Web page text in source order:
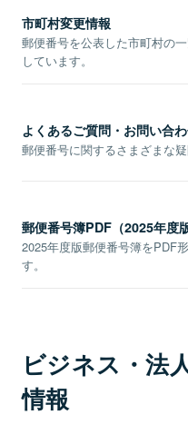
市町村変更情報
郵便番号を公表した市町村の
しています。
よくあるご質問・お問い合
郵便番号に関するさまざまな疑
郵便番号簿PDF（2025年度版
2025年度版郵便番号簿をPDF
す。
ビジネス・法
情報